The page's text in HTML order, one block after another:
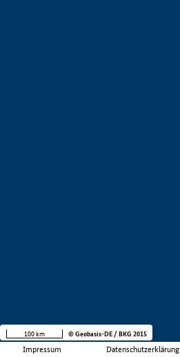
Impressum Datenschutzerklärung
100 km © Geobasis-DE / BKG 2015